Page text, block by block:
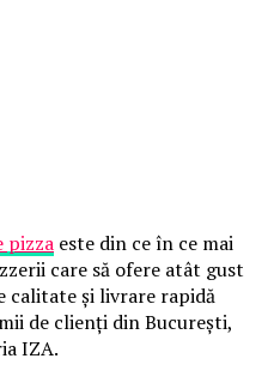
pizza este din ce în ce mai
care să ofere atât gust
calitate și livrare rapidă
de clienți din București,
IZA.